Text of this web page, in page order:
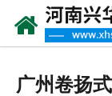
广州卷扬